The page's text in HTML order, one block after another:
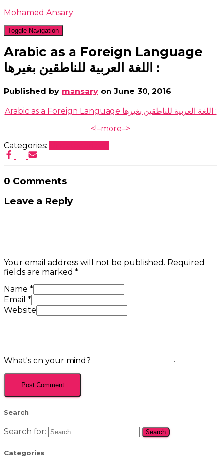
Mohamed Ansary
Toggle Navigation
Arabic as a Foreign Language
اللغة العربية للناطقين بغيرها :
Published by mansary on June 30, 2016
Arabic as a Foreign Language اللغة العربية للناطقين بغيرها :
<!–more–>
Categories:
0 Comments
Leave a Reply
Your email address will not be published. Required
fields are marked *
Name *
Email *
Website
What's on your mind?
Search
Search for:
Categories